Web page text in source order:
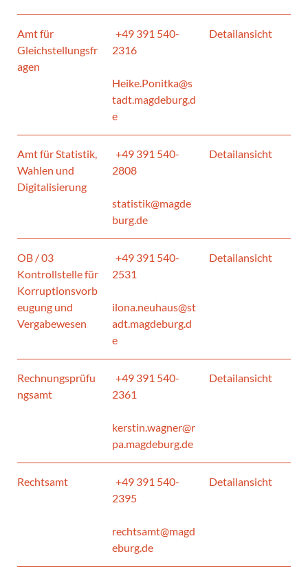
Amt für
Gleichstellungsfr
agen
+49 391 540-
2316
Heike.Ponitka@s
tadt.magdeburg.d
e
Detailansicht
Amt für Statistik,
Wahlen und
Digitalisierung
+49 391 540-
2808
statistik@magde
burg.de
Detailansicht
OB / 03
Kontrollstelle für
Korruptionsvorb
eugung und
Vergabewesen
+49 391 540-
2531
ilona.neuhaus@st
adt.magdeburg.d
e
Detailansicht
Rechnungsprüfu
ngsamt
+49 391 540-
2361
kerstin.wagner@r
pa.magdeburg.de
Detailansicht
Rechtsamt
+49 391 540-
2395
rechtsamt@magd
eburg.de
Detailansicht